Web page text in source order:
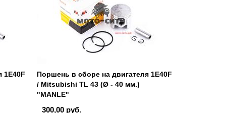
1E40F
Поршень в сборе на двигателя 1E40F
/ Mitsubishi TL 43 (Ø - 40 мм.)
"MANLE"
300,00 руб.